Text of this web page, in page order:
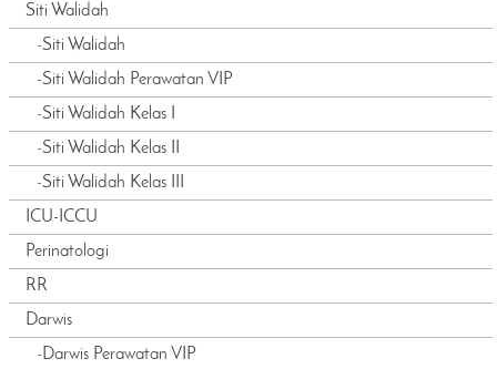
Siti Walidah
-Siti Walidah
-Siti Walidah Perawatan VIP
-Siti Walidah Kelas I
-Siti Walidah Kelas II
-Siti Walidah Kelas III
ICU-ICCU
Perinatologi
RR
Darwis
-Darwis Perawatan VIP